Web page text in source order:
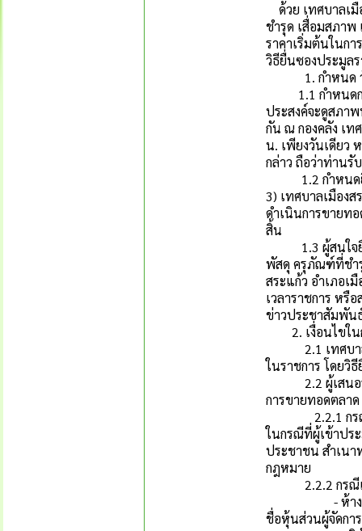
ด้วย เทศบาลเมื
ชำรุด เสื่อมสภาพ
ราคาเริ่มต้นในก
วิธียื่นซองประมูล
1. กำหนด วัน
1.1 กำหนดกา
ประสงค์จะดูสภา
กัน ณ กองคลัง เท
น. เพียงวันเดียว
กล่าว ถือว่าท่านรั
1.2 กำหนดยื่น
3) เทศบาลเมือง
ดำเนินการขายท
สิ้น
1.3 ผู้สนใจยื่นซ
พัสดุ ครุภัณฑ์ที่ชำรุ
สระแก้ว อำเภอเ
เวลาราชการ หรื
ข่าวประชาสัมพัน
2. เงื่อนไขใน
2.1 เทศบาลเ
ในราชการ โดยวิ
2.2 ผู้เสนอราค
การขายทอดตลา
2.2.1 กรณีบุคค
ในกรณีที่ผู้เข้าปร
ประชาชน สำเน
กฎหมาย
2.2.2 กรณีเ
- ห้างหุ้นส่วน
ชื่อหุ้นส่วนผู้จัดกา